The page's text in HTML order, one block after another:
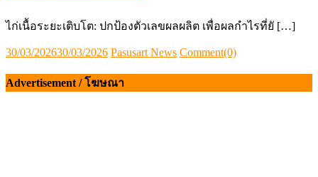
ไก่เนื้อระยะเติบโต: ปกป้องตัวเลขผลผลิต เพื่อผลกำไรที่ยั […]
Posted
30/03/202630/03/2026 Author
Pasusart News Comment(0)
Advertisement / โฆษณา